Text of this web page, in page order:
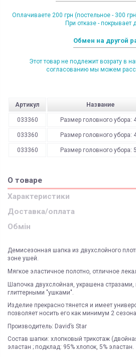
Оплачиваете 200 грн (постельное - 300
При отказе - покрывает
Обмен на другой
Этот товар не подлежит возрату в
согласованию мы можем
Артикул Название
033360 Размер головного убора:
033360 Размер головного убора:
033360 Размер головного убора:
О товаре
Характеристики
Доставка/оплата
Обмін
Демисезонная шапка из двухслойного
зоне ушей.
Мягкое эластичное полотно, отличное
Шапочка двухслойная, украшена
глиттерными "ушками".
Изделие прекрасно тянется и имеет
позволяет носить его как минимум 2
Производитель: David’s Star
Состав шапки: хлопковый трикотаж
эластан ; подклад: 95% хлопок, 5% эластан.